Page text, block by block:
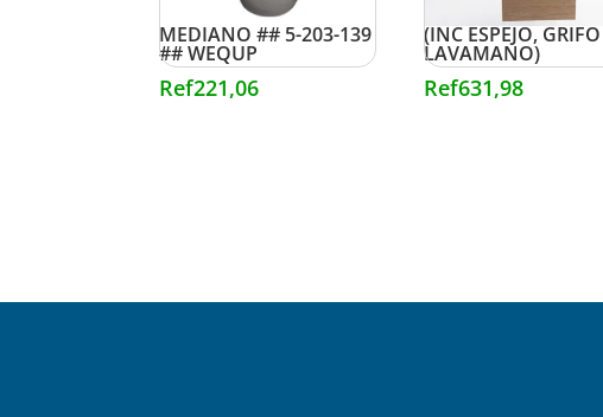
URINARIO BLANCO
MEDIANO ## 5-203-139
## WEQUP
Ref221,06
MUEBLE PARA
(INC ESPEJO,
LAVAMANO)
Ref631,98